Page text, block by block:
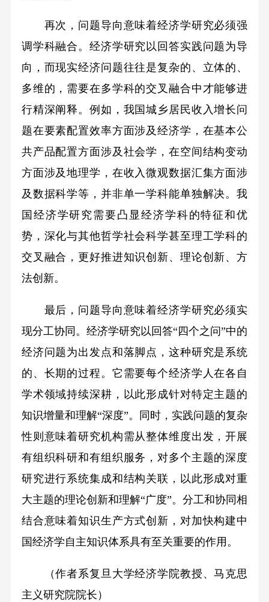
再次，问题导向意味着经济学研究必须强
调学科融合。经济学研究以回答实践问题为导
向，而现实经济问题往往是复杂的、立体的、
多维的，需要在多学科的交叉融合中才能够进
行精深阐释。例如，我国城乡居民收入增长问
题在要素配置效率方面涉及经济学，在基本公
共产品配置方面涉及社会学，在空间结构变动
方面涉及地理学，在收入微观数据汇集方面涉
及数据科学等，并非单一学科能单独解决。我
国经济学研究需要凸显经济学科的特征和优
势，深化与其他哲学社会科学甚至理工学科的
交叉融合，更好推进知识创新、理论创新、方
法创新。
最后，问题导向意味着经济学研究必须实
现分工协同。经济学研究以回答“四个之问”中的
经济问题为出发点和落脚点，这种研究是系统
的、长期的过程。它需要每个经济学人在各自
学术领域持续深耕，以此形成针对特定主题的
知识增量和理解“深度”。同时，实践问题的复杂
性则意味着研究机构需从整体维度出发，开展
有组织科研和有组织服务，对多个主题的深度
研究进行系统集成和结构关联，以此形成对重
大主题的理论创新和理解“广度”。分工和协同相
结合意味着知识生产方式创新，对加快构建中
国经济学自主知识体系具有至关重要的作用。
（作者系复旦大学经济学院教授、马克思
主义研究院院长）